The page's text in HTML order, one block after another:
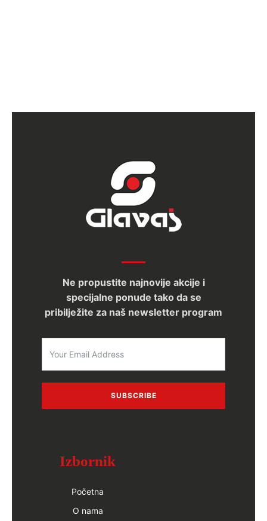
Ne propustite najnovije akcije i
specijalne ponude tako da se
pribilježite za naš newsletter program
SUBSCRIBE
Izbornik
Početna
O nama